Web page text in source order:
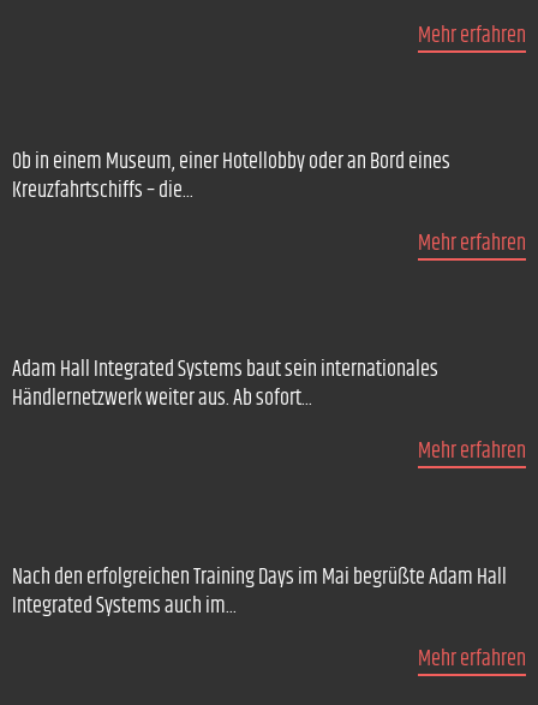
Mehr erfahren
Ob in einem Museum, einer Hotellobby oder an Bord eines
Kreuzfahrtschiffs – die...
Mehr erfahren
Adam Hall Integrated Systems baut sein internationales
Händlernetzwerk weiter aus. Ab sofort...
Mehr erfahren
Nach den erfolgreichen Training Days im Mai begrüßte Adam Hall
Integrated Systems auch im...
Mehr erfahren